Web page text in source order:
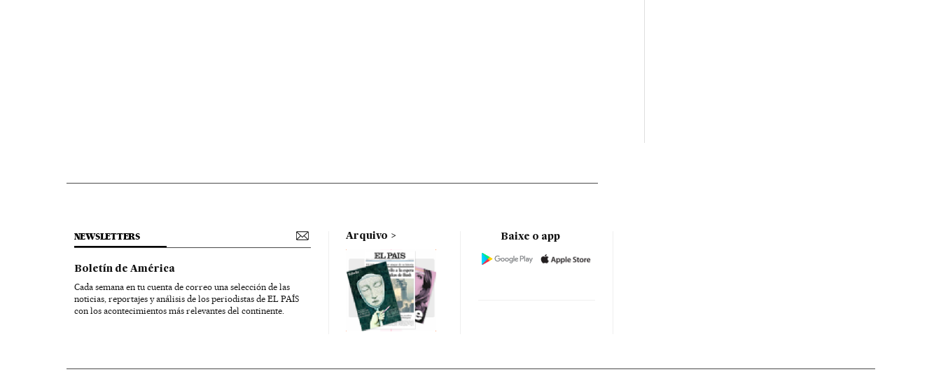
NEWSLETTERS
Boletín de América
Cada semana en tu cuenta de correo una selección de las
noticias, reportajes y análisis de los periodistas de EL PAÍS
con los acontecimientos más relevantes del continente.
Arquivo Baixe o app